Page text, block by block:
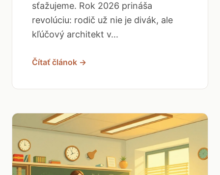
sťažujeme. Rok 2026 prináša
revolúciu: rodič už nie je divák, ale
kľúčový architekt v...
Čítať článok →